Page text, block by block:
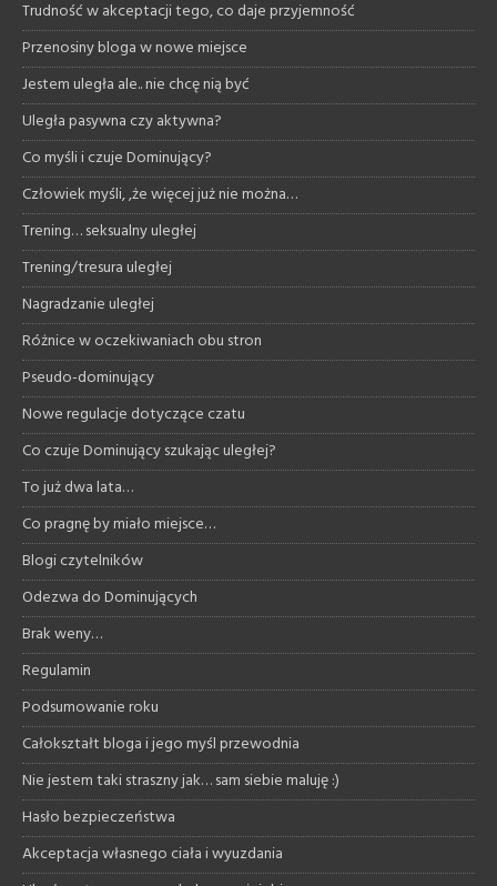
Trudność w akceptacji tego, co daje przyjemność
Przenosiny bloga w nowe miejsce
Jestem uległa ale.. nie chcę nią być
Uległa pasywna czy aktywna?
Co myśli i czuje Dominujący?
Człowiek myśli, ,że więcej już nie można…
Trening… seksualny uległej
Trening/tresura uległej
Nagradzanie uległej
Różnice w oczekiwaniach obu stron
Pseudo-dominujący
Nowe regulacje dotyczące czatu
Co czuje Dominujący szukając uległej?
To już dwa lata…
Co pragnę by miało miejsce…
Blogi czytelników
Odezwa do Dominujących
Brak weny…
Regulamin
Podsumowanie roku
Całokształt bloga i jego myśl przewodnia
Nie jestem taki straszny jak… sam siebie maluję :)
Hasło bezpieczeństwa
Akceptacja własnego ciała i wyuzdania